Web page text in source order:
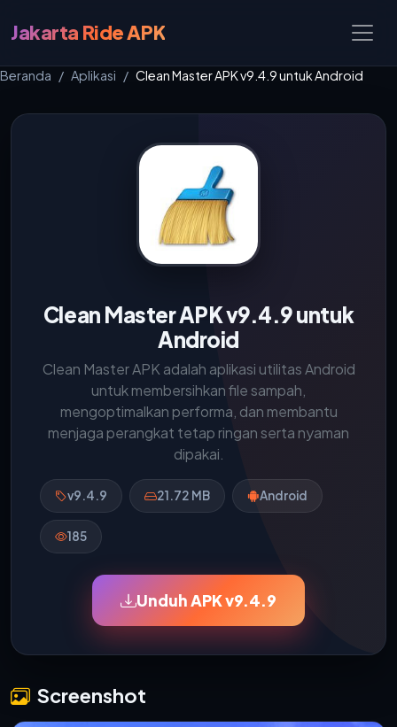
Jakarta Ride APK
Beranda Aplikasi Clean Master APK v9.4.9 untuk Android
Clean Master APK v9.4.9 untuk
Android
Clean Master APK adalah aplikasi utilitas Android
untuk membersihkan file sampah,
mengoptimalkan performa, dan membantu
menjaga perangkat tetap ringan serta nyaman
dipakai.
v9.4.9 21.72 MB Android
185
Unduh APK v9.4.9
Screenshot